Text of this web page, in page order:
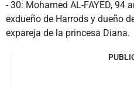
- 30: Mohamed AL-FAYED, 94
exdueño de Harrods y dueño
expareja de la princesa Diana.